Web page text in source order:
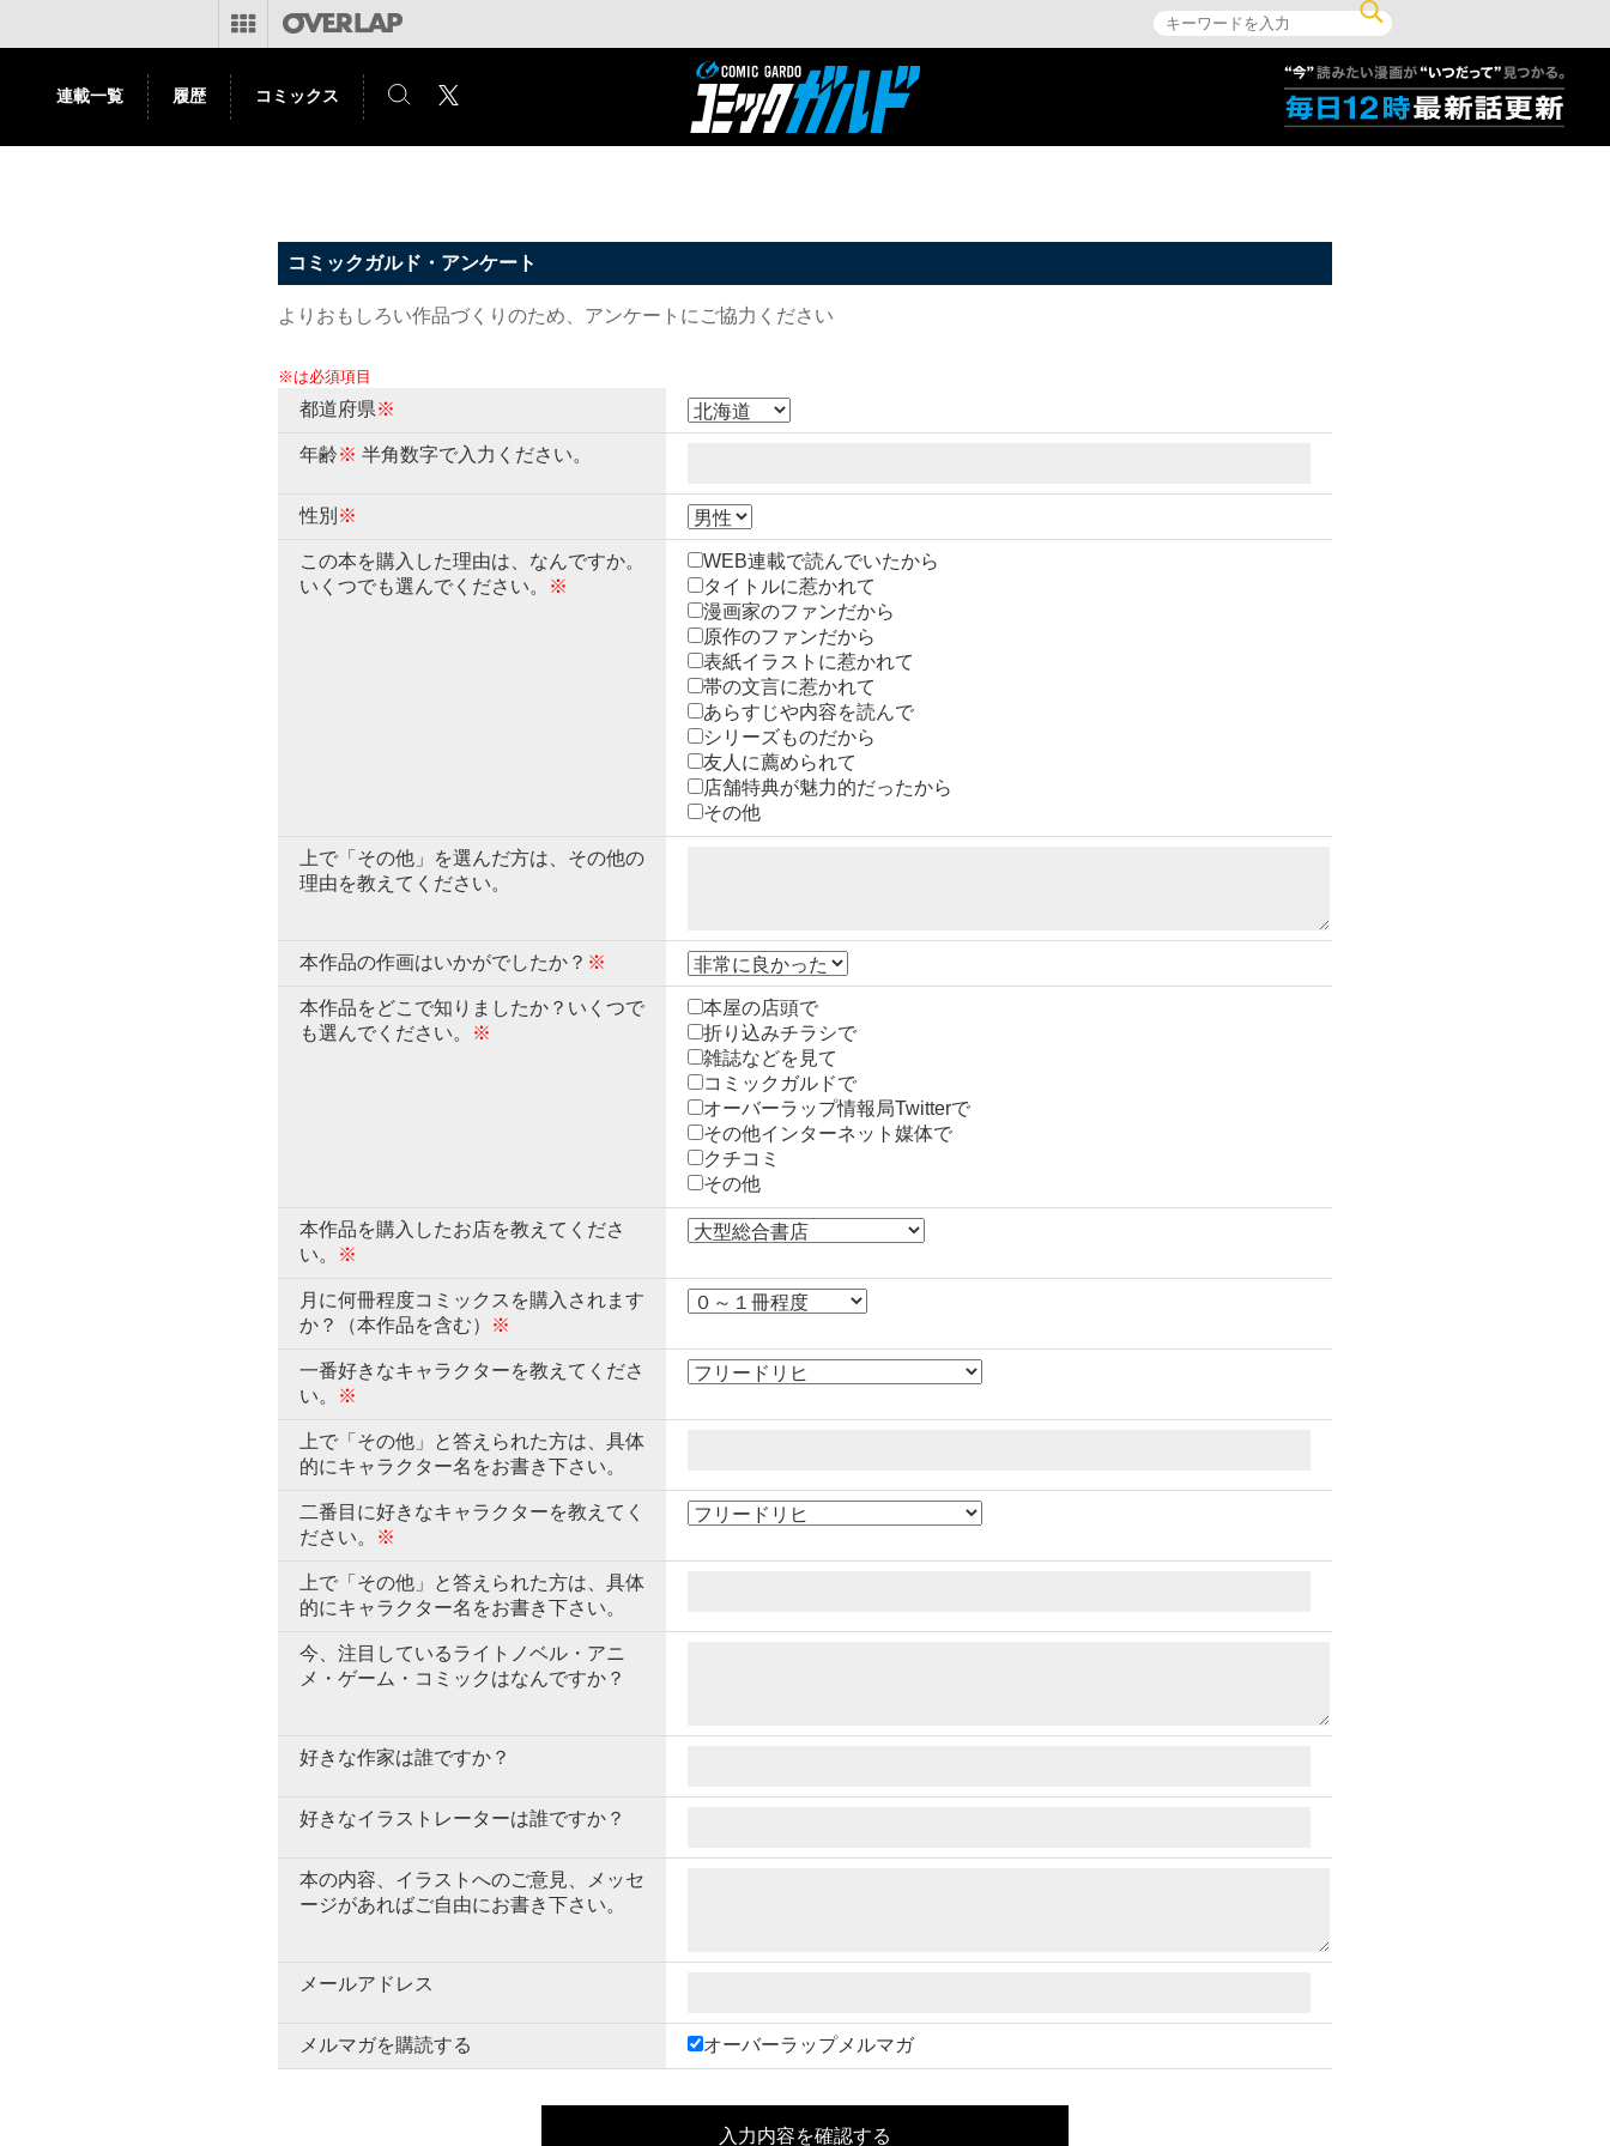
連載一覧 履歴 コミックス
コミックガルド・アンケート
よりおもしろい作品づくりのため、アンケートにご協力ください
※は必須項目
都道府県※
年齢※ 半角数字で入力ください。
性別 ※
この本を購入した理由は、なんですか。
いくつでも選んでください。
※
WEB連載で読んでいたから
タイトルに惹かれて
漫画家のファンだから
原作のファンだから
表紙イラストに惹かれて
帯の文言に惹かれて
あらすじや内容を読んで
シリーズものだから
友人に薦められて
店舗特典が魅力的だったから
その他
上で「その他」を選んだ方は、その他の
理由を教えてください。
本作品の作画はいかがでしたか？ ※
本作品をどこで知りましたか？いくつで
も選んでください。
※
本屋の店頭で
折り込みチラシで
雑誌などを見て
コミックガルドで
オーバーラップ情報局Twitterで
その他インターネット媒体で
クチコミ
その他
本作品を購入したお店を教えてくださ
い。
※
月に何冊程度コミックスを購入されます
か？（本作品を含む）
※
一番好きなキャラクターを教えてくださ
い。
※
上で「その他」と答えられた方は、具体
的にキャラクター名をお書き下さい。
二番目に好きなキャラクターを教えてく
ださい。
※
上で「その他」と答えられた方は、具体
的にキャラクター名をお書き下さい。
今、注目しているライトノベル・アニ
メ・ゲーム・コミックはなんですか？
好きな作家は誰ですか？
好きなイラストレーターは誰ですか？
本の内容、イラストへのご意見、メッセ
ージがあればご自由にお書き下さい。
メールアドレス
メルマガを購読する オーバーラップメルマガ
入力内容を確認する